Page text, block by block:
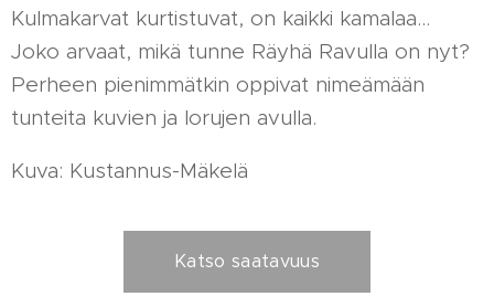
Kulmakarvat kurtistuvat, on kaikki kamalaa...
Joko arvaat, mikä tunne Räyhä Ravulla on nyt?
Perheen pienimmätkin oppivat nimeämään
tunteita kuvien ja lorujen avulla.
Kuva: Kustannus-Mäkelä
Katso saatavuus